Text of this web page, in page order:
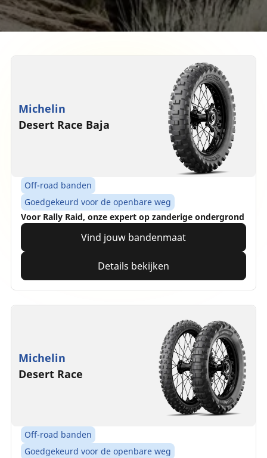
Michelin
Desert Race Baja
Off-road banden
Goedgekeurd voor de openbare weg
Voor Rally Raid, onze expert op zanderige ondergrond
Vind jouw bandenmaat
Details bekijken
Michelin
Desert Race
Off-road banden
Goedgekeurd voor de openbare weg